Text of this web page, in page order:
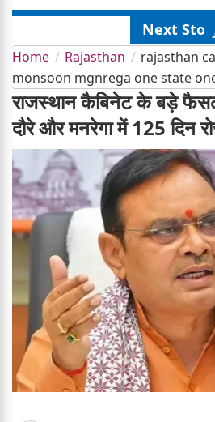
Next
Home Rajasthan
rajasthan
monsoon mgnrega one state
राजस्थान कैबिनेट के बड़े
दौरे और मनरेगा में 125 दिन